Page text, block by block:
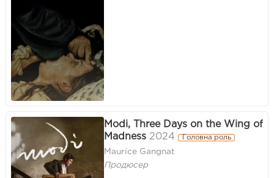
Modi, Three Days on the Wing of
Madness 2024 Головна роль
Maurice Gangnat
Продюсер